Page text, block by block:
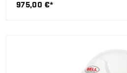
975,00 €*